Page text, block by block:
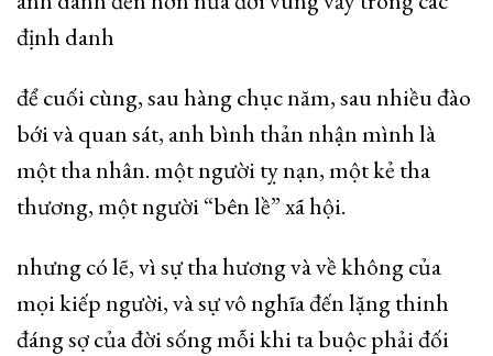
định danh
để cuối cùng, sau hàng chục năm, sau nhiều đào
bới và quan sát, anh bình thản nhận mình là
một tha nhân. một người tỵ nạn, một kẻ tha
thương, một người “bên lề” xã hội.
nhưng có lẽ, vì sự tha hương và về không của
mọi kiếp người, và sự vô nghĩa đến lặng thinh
đáng sợ của đời sống mỗi khi ta buộc phải đối